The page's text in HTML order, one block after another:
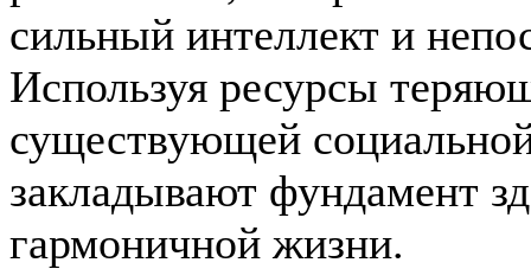
сильный интеллект и
Используя ресурсы
существующей
закладывают фундамент
гармоничной жизни.